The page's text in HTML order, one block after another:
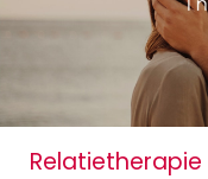
Relatietherapie